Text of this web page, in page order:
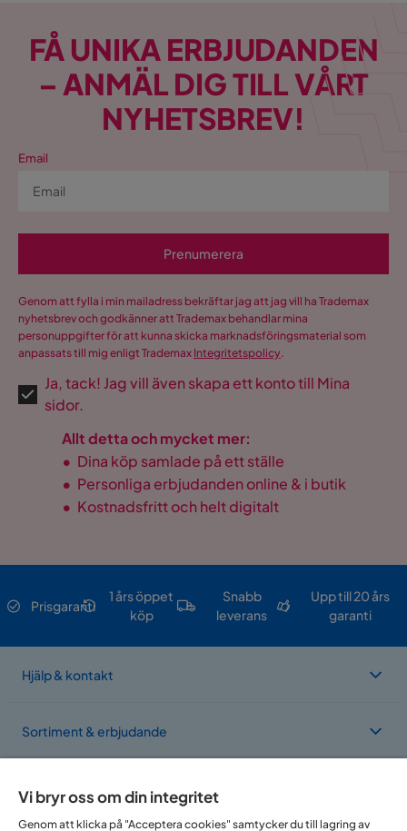
FÅ UNIKA ERBJUDANDEN
– ANMÄL DIG TILL VÅRT
NYHETSBREV!
Email
Prenumerera
Genom att fylla i min mailadress bekräftar jag att jag vill ha Trademax
nyhetsbrev och godkänner att Trademax behandlar mina
personuppgifter för att kunna skicka marknadsföringsmaterial som
anpassats till mig enligt Trademax Integritetspolicy.
Ja, tack! Jag vill även skapa ett konto till Mina
sidor.
Allt detta och mycket mer:
• Dina köp samlade på ett ställe
• Personliga erbjudanden online & i butik
• Kostnadsfritt och helt digitalt
Prisgaranti
1 års öppet
köp
Snabb
leverans
Upp till 20 års
garanti
Hjälp & kontakt
Sortiment & erbjudande
Om Trademax
Vi bryr oss om din integritet
Genom att klicka på "Acceptera cookies" samtycker du till lagring av